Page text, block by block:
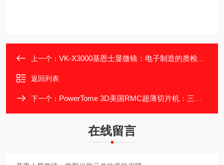
上一个： VK-X3000基恩士显微镜：电子制造的质检利器
返回列表
下一个： PowerTome 3D美国RMC超薄切片机：三维切片重构科研利器
在线留言